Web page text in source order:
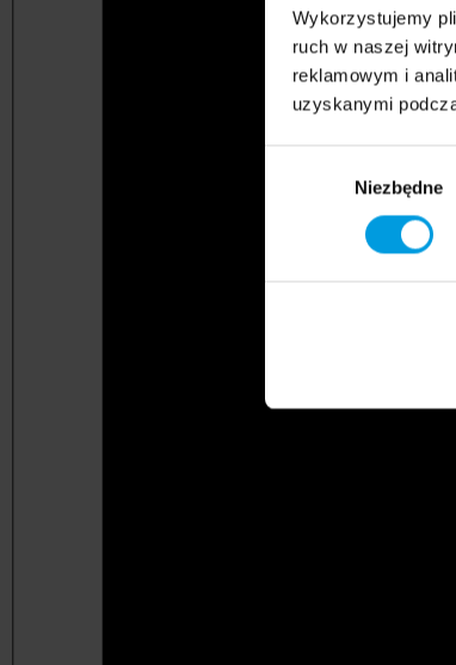
Wykorzystujemy
ruch w naszej
reklamowym i
uzyskanymi
Niezbędne